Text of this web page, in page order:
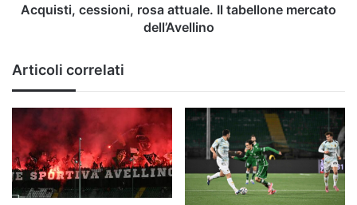
Acquisti, cessioni, rosa attuale. Il tabellone mercato
dell’Avellino
Articoli correlati